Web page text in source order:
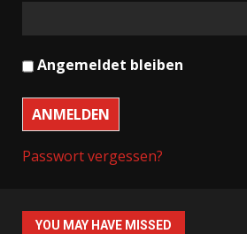
Angemeldet bleiben
ANMELDEN
Passwort vergessen?
YOU MAY HAVE MISSED